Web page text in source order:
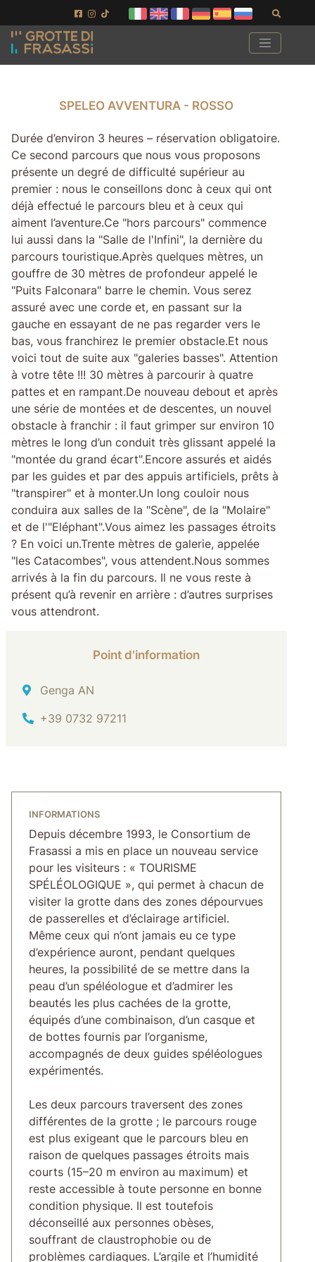
Aller au contenu de la page
Aller au pied de page
SPELEO AVVENTURA - ROSSO
Durée d’environ 3 heures – réservation obligatoire.
Ce second parcours que nous vous proposons
présente un degré de difficulté supérieur au
premier : nous le conseillons donc à ceux qui ont
déjà effectué le parcours bleu et à ceux qui
aiment l’aventure.Ce "hors parcours" commence
lui aussi dans la "Salle de l'Infini", la dernière du
parcours touristique.Après quelques mètres, un
gouffre de 30 mètres de profondeur appelé le
"Puits Falconara" barre le chemin. Vous serez
assuré avec une corde et, en passant sur la
gauche en essayant de ne pas regarder vers le
bas, vous franchirez le premier obstacle.Et nous
voici tout de suite aux "galeries basses". Attention
à votre tête !!! 30 mètres à parcourir à quatre
pattes et en rampant.De nouveau debout et après
une série de montées et de descentes, un nouvel
obstacle à franchir : il faut grimper sur environ 10
mètres le long d’un conduit très glissant appelé la
"montée du grand écart".Encore assurés et aidés
par les guides et par des appuis artificiels, prêts à
"transpirer" et à monter.Un long couloir nous
conduira aux salles de la "Scène", de la "Molaire"
et de l'"Eléphant".Vous aimez les passages étroits
? En voici un.Trente mètres de galerie, appelée
"les Catacombes", vous attendent.Nous sommes
arrivés à la fin du parcours. Il ne vous reste à
présent qu’à revenir en arrière : d’autres surprises
vous attendront.
Point d'information
Adresse
Genga AN
Tél.
+39 0732 97211
INFORMATIONS
Depuis décembre 1993, le Consortium de
Frasassi a mis en place un nouveau service
pour les visiteurs : « TOURISME
SPÉLÉOLOGIQUE », qui permet à chacun de
visiter la grotte dans des zones dépourvues
de passerelles et d’éclairage artificiel.
Même ceux qui n’ont jamais eu ce type
d’expérience auront, pendant quelques
heures, la possibilité de se mettre dans la
peau d’un spéléologue et d’admirer les
beautés les plus cachées de la grotte,
équipés d’une combinaison, d’un casque et
de bottes fournis par l’organisme,
accompagnés de deux guides spéléologues
expérimentés.
Les deux parcours traversent des zones
différentes de la grotte ; le parcours rouge
est plus exigeant que le parcours bleu en
raison de quelques passages étroits mais
courts (15–20 m environ au maximum) et
reste accessible à toute personne en bonne
condition physique. Il est toutefois
déconseillé aux personnes obèses,
souffrant de claustrophobie ou de
problèmes cardiaques. L’argile et l’humidité